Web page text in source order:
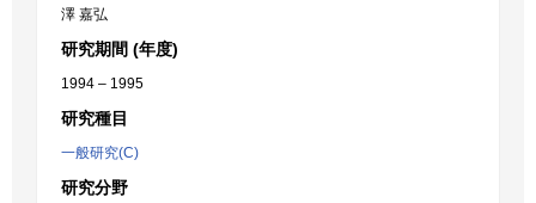
澤 嘉弘
研究期間 (年度)
1994 – 1995
研究種目
一般研究(C)
研究分野